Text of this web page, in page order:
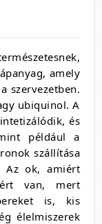
amely
szervezetben.
ubiquinol. A
és
például a
szállítása
Az ok, amiért
van, mert
is, kis
élelmiszerek